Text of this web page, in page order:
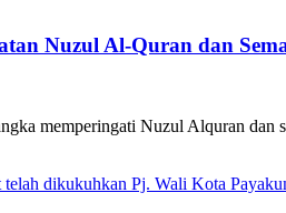
Nuzul Al-Quran dan
memperingati Nuzul Alquran